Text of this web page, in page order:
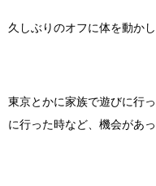
久しぶりのオフに体を動か
東京とかに家族で遊びに行
に行った時など、機会があ